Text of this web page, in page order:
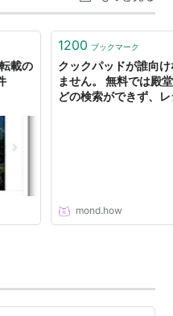
載の
1200 ブックマーク
クックパッドが誰向
ません。 無料では殿
どの検索ができず、
ることを知っている
mond.how